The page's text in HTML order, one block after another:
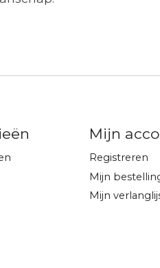
Mijn
Registreren
Mijn
Mijn